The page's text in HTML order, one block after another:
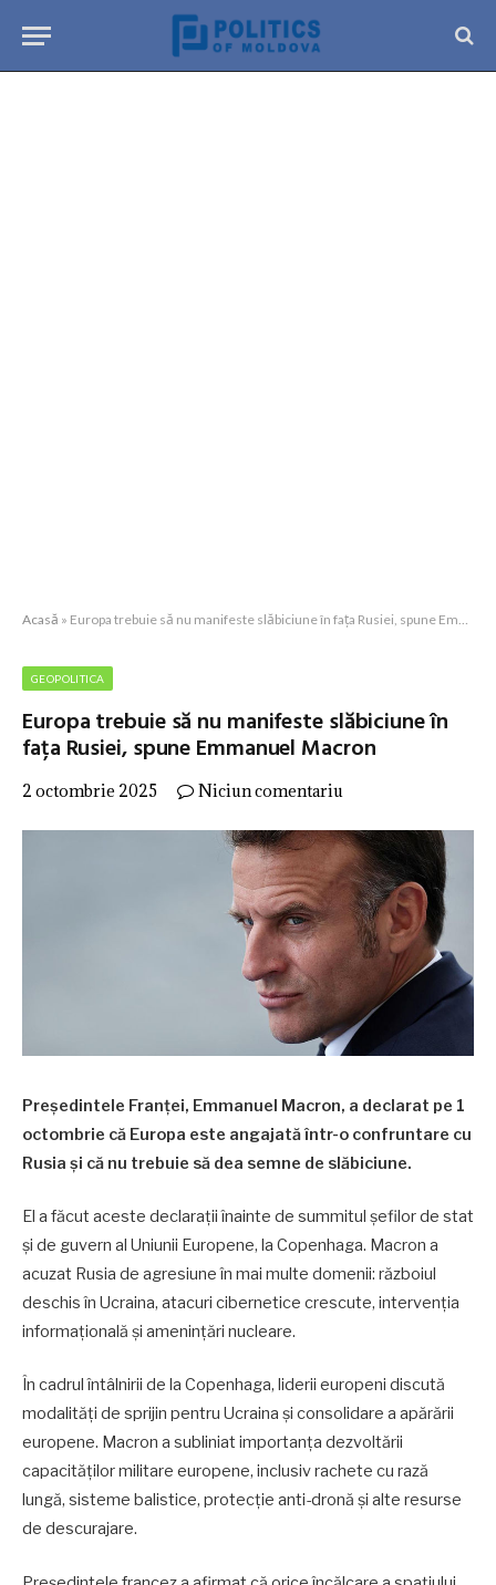
Acasă » Europa trebuie să nu manifeste slăbiciune în fața Rusiei, spune Emmanuel Macron
GEOPOLITICA
Europa trebuie să nu manifeste slăbiciune în
fața Rusiei, spune Emmanuel Macron
2 octombrie 2025 Niciun comentariu
Președintele Franței, Emmanuel Macron, a declarat pe 1
octombrie că Europa este angajată într-o confruntare cu
Rusia și că nu trebuie să dea semne de slăbiciune.
El a făcut aceste declarații înainte de summitul șefilor de stat
și de guvern al Uniunii Europene, la Copenhaga. Macron a
acuzat Rusia de agresiune în mai multe domenii: războiul
deschis în Ucraina, atacuri cibernetice crescute, intervenția
informațională și amenințări nucleare.
În cadrul întâlnirii de la Copenhaga, liderii europeni discută
modalități de sprijin pentru Ucraina și consolidare a apărării
europene. Macron a subliniat importanța dezvoltării
capacităților militare europene, inclusiv rachete cu rază
lungă, sisteme balistice, protecție anti-dronă și alte resurse
de descurajare.